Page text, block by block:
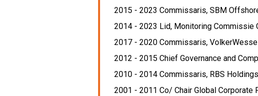
2015 - 2023 Commissaris, SBM
2014 - 2023 Lid, Monitoring Commissie
2017 - 2020 Commissaris,
2012 - 2015 Chief Governance and
2010 - 2014 Commissaris, RBS Holdings
2001 - 2011 Co/ Chair Global Corporate